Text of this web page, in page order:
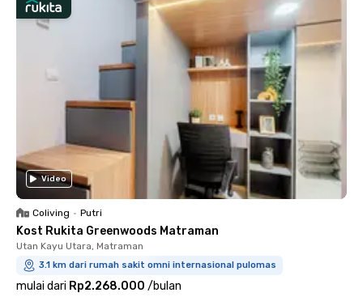
Video
Coliving • Putri
Kost Rukita Greenwoods Matraman
Utan Kayu Utara, Matraman
3.1 km dari rumah sakit omni internasional pulomas
mulai dari Rp2.268.000 /bulan